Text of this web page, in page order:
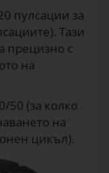
пулсации за
Тази
прецизно с
на
50 (за колко
на
цикъл).